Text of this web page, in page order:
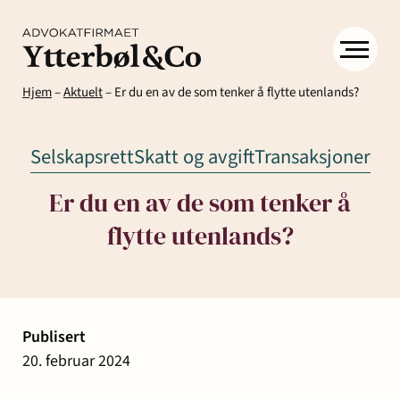
Hjem–Aktuelt–Er du en av de som tenker å flytte utenlands?
SelskapsrettSkatt og avgiftTransaksjoner
Er du en av de som tenker å
flytte utenlands?
Publisert
20. februar 2024
Kompetanse
Arbeidsrett
Arv
ogogog
Menneskene